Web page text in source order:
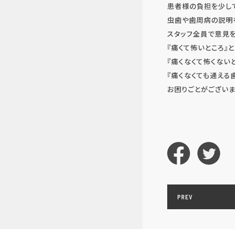
患者様の負担を少し
虫歯や歯周病の説明
スタッフ全員で意見
『痛くて怖いところ』
『痛くなくて怖くない
『痛くなくても通え
お困りごとがござい
PREV